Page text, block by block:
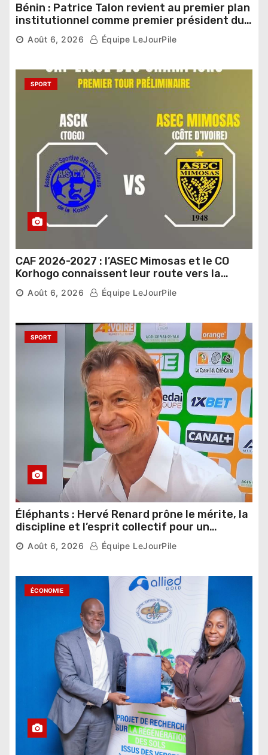
Bénin : Patrice Talon revient au premier plan
institutionnel comme premier président du
Sénat
Août 6, 2026 Équipe LeJourPile
SPORT
CAF 2026-2027 : l’ASEC Mimosas et le CO
Korhogo connaissent leur route vers la
phase de groupes
Août 6, 2026 Équipe LeJourPile
SPORT
Éléphants : Hervé Renard prône le mérite, la
discipline et l’esprit collectif pour un
nouveau départ
Août 6, 2026 Équipe LeJourPile
ÉCONOMIE